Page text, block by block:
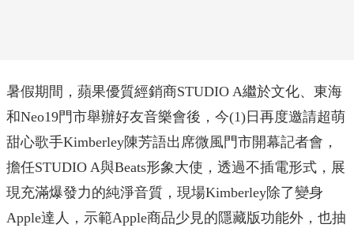
暑假期間， 蘋果優質經銷商STUDIO A繼於文化、東海
和Neo19門市舉辦好友音樂會後，今(1) 日再度邀請超萌
甜心歌手Kimberley陳芳語出席微風門市開幕記者會，
擔任STUDIO A與Beats形象大使，透過不插電形式，展
現充滿爆發力的純淨音質，現場Kimberley除了變身
Apple達人，示範Apple商品少見的隱藏版功能外，也抽